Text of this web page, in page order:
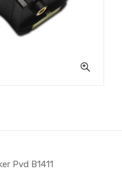
Pvd B1411